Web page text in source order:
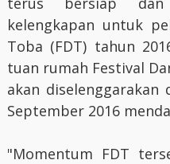
kelengkapan untuk
Toba (FDT) tahun
tuan rumah Festival
akan diselenggarakan
September 2016
"Momentum FDT